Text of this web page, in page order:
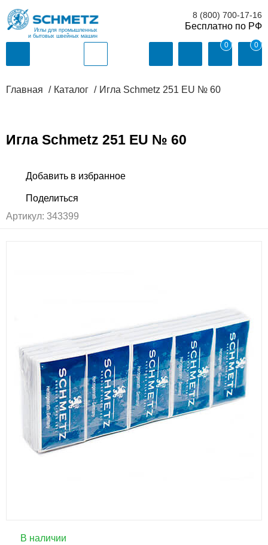
Иглы для промышленных
и бытовых швейных машин
8 (800) 700-17-16
0 0
Главная Каталог Игла Schmetz 251 EU № 60
Игла Schmetz 251 EU № 60
Артикул: 343399
В наличии